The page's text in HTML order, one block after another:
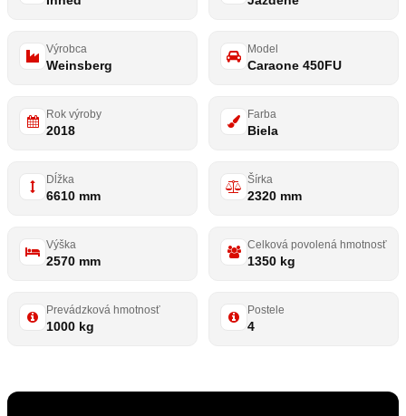
Výrobca
Weinsberg
Model
Caraone 450FU
Rok výroby
2018
Farba
Biela
Dĺžka
6610 mm
Šírka
2320 mm
Výška
2570 mm
Celková povolená hmotnosť
1350 kg
Prevádzková hmotnosť
1000 kg
Postele
4